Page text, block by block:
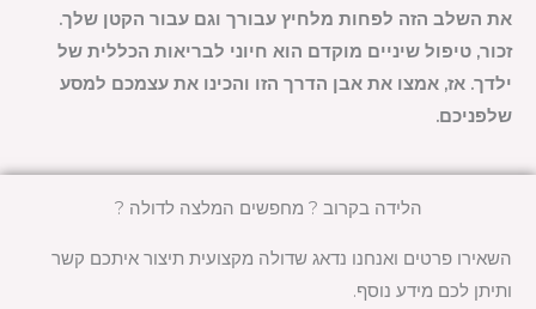
הלידה בקרוב ? מחפשים המלצה לדולה ?
השאירו פרטים ואנחנו נדאג שדולה מקצועית תיצור איתכם קשר
ותיתן לכם מידע נוסף.
את השלב הזה לפחות מלחיץ עבורך וגם עבור הקטן שלך.
זכור, טיפול שיניים מוקדם הוא חיוני לבריאות הכללית של
ילדך. אז, אמצו את אבן הדרך הזו והכינו את עצמכם למסע
שלפניכם.